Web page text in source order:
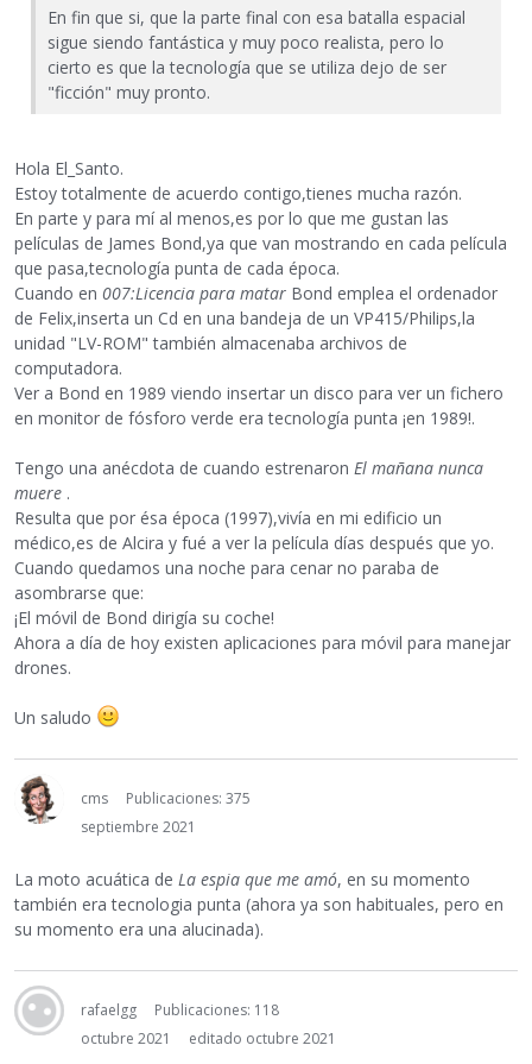
En fin que si, que la parte final con esa batalla espacial
sigue siendo fantástica y muy poco realista, pero lo
cierto es que la tecnología que se utiliza dejo de ser
"ficción" muy pronto.
Hola El_Santo.
Estoy totalmente de acuerdo contigo,tienes mucha razón.
En parte y para mí al menos,es por lo que me gustan las
películas de James Bond,ya que van mostrando en cada película
que pasa,tecnología punta de cada época.
Cuando en 007:Licencia para matar Bond emplea el ordenador
de Felix,inserta un Cd en una bandeja de un VP415/Philips,la
unidad "LV-ROM" también almacenaba archivos de
computadora.
Ver a Bond en 1989 viendo insertar un disco para ver un fichero
en monitor de fósforo verde era tecnología punta ¡en 1989!.
Tengo una anécdota de cuando estrenaron El mañana nunca
muere .
Resulta que por ésa época (1997),vivía en mi edificio un
médico,es de Alcira y fué a ver la película días después que yo.
Cuando quedamos una noche para cenar no paraba de
asombrarse que:
¡El móvil de Bond dirigía su coche!
Ahora a día de hoy existen aplicaciones para móvil para manejar
drones.
Un saludo
cms
Publicaciones: 375
septiembre 2021
La moto acuática de La espia que me amó, en su momento
también era tecnologia punta (ahora ya son habituales, pero en
su momento era una alucinada).
rafaelgg
Publicaciones: 118
octubre 2021
editado octubre 2021